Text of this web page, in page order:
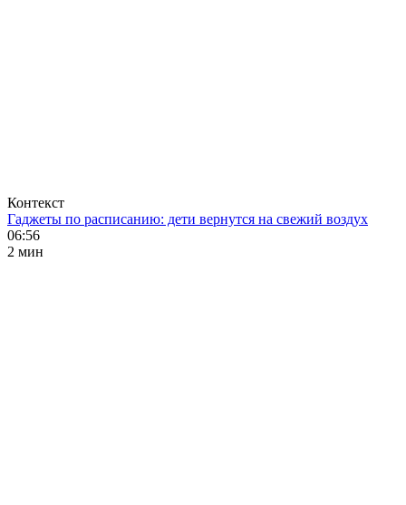
Контекст
Гаджеты по расписанию: дети вернутся на свежий воздух
06:56
2 мин